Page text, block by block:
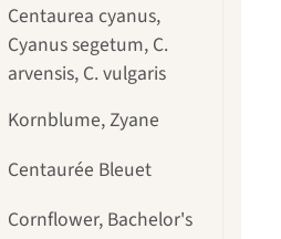
Centaurea cyanus,
Cyanus segetum, C.
arvensis, C. vulgaris
Kornblume, Zyane
Centaurée Bleuet
Cornflower, Bachelor's